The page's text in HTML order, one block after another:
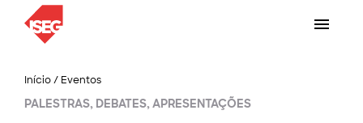
Início/ Eventos
PALESTRAS, DEBATES, APRESENTAÇÕES